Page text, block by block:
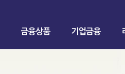
금융상품 기업금융